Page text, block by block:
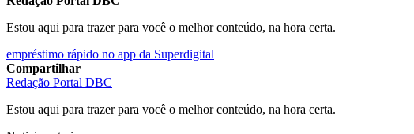
Estou aqui para trazer para você o melhor conteúdo, na hora certa.
empréstimo rápido no app da Superdigital
Compartilhar
Redação Portal DBC
Estou aqui para trazer para você o melhor conteúdo, na hora certa.